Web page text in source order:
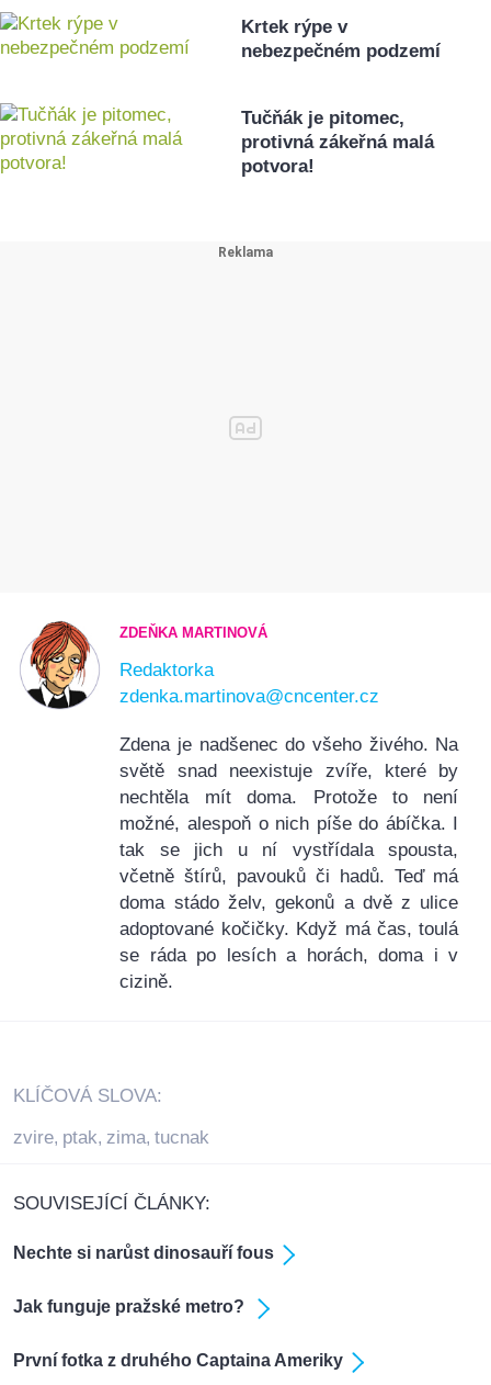
Krtek rýpe v
nebezpečném podzemí
Tučňák je pitomec,
protivná zákeřná malá
potvora!
ZDEŇKA MARTINOVÁ
Redaktorka
zdenka.martinova@cncenter.cz
Zdena je nadšenec do všeho živého. Na
světě snad neexistuje zvíře, které by
nechtěla mít doma. Protože to není
možné, alespoň o nich píše do ábíčka. I
tak se jich u ní vystřídala spousta,
včetně štírů, pavouků či hadů. Teď má
doma stádo želv, gekonů a dvě z ulice
adoptované kočičky. Když má čas, toulá
se ráda po lesích a horách, doma i v
cizině.
KLÍČOVÁ SLOVA:
zvire, ptak, zima, tucnak
SOUVISEJÍCÍ ČLÁNKY:
Nechte si narůst dinosauří fous
Jak funguje pražské metro?
První fotka z druhého Captaina Ameriky